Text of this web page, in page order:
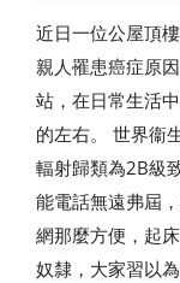
近日一位公屋頂
親人罹患癌症原
站，在日常生活
的左右。 世界衞
輻射歸類為2B級
能電話無遠弗屆
網那麼方便，起
奴隸，大家習以